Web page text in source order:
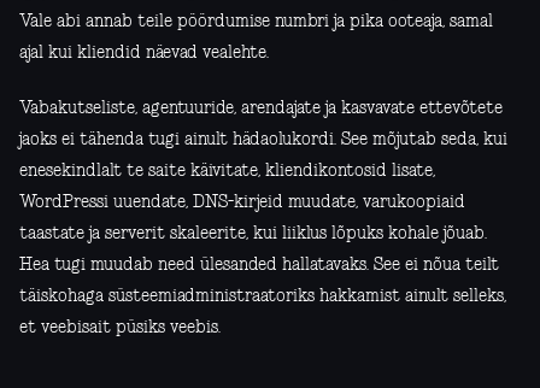
Vale abi annab teile pöördumise numbri ja pika ooteaja, samal
ajal kui kliendid näevad vealehte.
Vabakutseliste, agentuuride, arendajate ja kasvavate ettevõtete
jaoks ei tähenda tugi ainult hädaolukordi. See mõjutab seda, kui
enesekindlalt te saite käivitate, kliendikontosid lisate,
WordPressi uuendate, DNS-kirjeid muudate, varukoopiaid
taastate ja serverit skaleerite, kui liiklus lõpuks kohale jõuab.
Hea tugi muudab need ülesanded hallatavaks. See ei nõua teilt
täiskohaga süsteemiadministraatoriks hakkamist ainult selleks,
et veebisait püsiks veebis.